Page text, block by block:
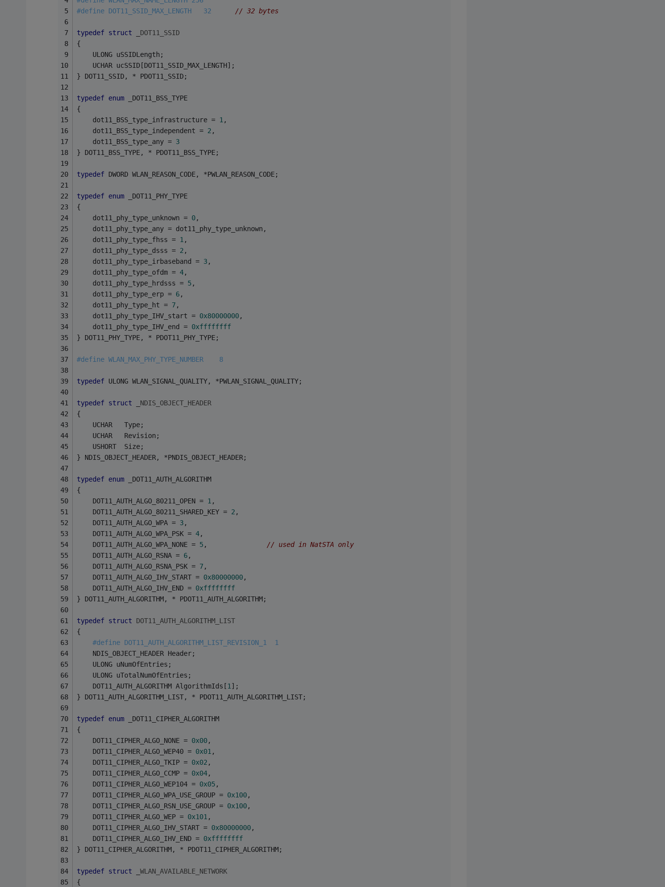
#define DOT11_SSID_MAX_LENGTH   32 // 32 bytes
typedef struct
DOT11_SSID
{
    ULONG uSSIDLength;
    UCHAR ucSSID[DOT11_SSID_MAX_LENGTH];
} DOT11_SSID, * PDOT11_SSID;
typedef enum _DOT11_BSS_TYPE
{
    dot11_BSS_type_infrastructure =
1 ,
    dot11_BSS_type_independent =
2 ,
    dot11_BSS_type_any =
3
} DOT11_BSS_TYPE, * PDOT11_BSS_TYPE;
typedef DWORD WLAN_REASON_CODE, *PWLAN_REASON_CODE;
typedef enum _DOT11_PHY_TYPE
{
    dot11_phy_type_unknown =
0,
    dot11_phy_type_any = dot11_phy_type_unknown,
    dot11_phy_type_fhss =
1 ,
    dot11_phy_type_dsss =
2 ,
    dot11_phy_type_irbaseband =
3,
    dot11_phy_type_ofdm =
4,
    dot11_phy_type_hrdsss =
5,
    dot11_phy_type_erp =
6,
    dot11_phy_type_ht =
7,
    dot11_phy_type_IHV_start =
0x80000000,
    dot11_phy_type_IHV_end =
0xffffffff
} DOT11_PHY_TYPE, * PDOT11_PHY_TYPE;
#define WLAN_MAX_PHY_TYPE_NUMBER    8
typedef ULONG WLAN_SIGNAL_QUALITY, *PWLAN_SIGNAL_QUALITY;
typedef struct
NDIS_OBJECT_HEADER
{
    UCHAR   Type;
    UCHAR   Revision;
    USHORT  Size;
} NDIS_OBJECT_HEADER, *PNDIS_OBJECT_HEADER;
typedef enum _DOT11_AUTH_ALGORITHM
{
    DOT11_AUTH_ALGO_80211_OPEN =
1 ,
    DOT11_AUTH_ALGO_80211_SHARED_KEY =
2 ,
    DOT11_AUTH_ALGO_WPA =
3,
    DOT11_AUTH_ALGO_WPA_PSK =
4,
    DOT11_AUTH_ALGO_WPA_NONE =
5, // used in NatSTA only
    DOT11_AUTH_ALGO_RSNA =
6,
    DOT11_AUTH_ALGO_RSNA_PSK =
7,
    DOT11_AUTH_ALGO_IHV_START =
0x80000000,
    DOT11_AUTH_ALGO_IHV_END =
0xffffffff
} DOT11_AUTH_ALGORITHM, * PDOT11_AUTH_ALGORITHM;
typedef struct
DOT11_AUTH_ALGORITHM_LIST
{
#define DOT11_AUTH_ALGORITHM_LIST_REVISION_1  1
    NDIS_OBJECT_HEADER Header;
    ULONG uNumOfEntries;
    ULONG uTotalNumOfEntries;
    DOT11_AUTH_ALGORITHM AlgorithmIds[
1 ];
} DOT11_AUTH_ALGORITHM_LIST, * PDOT11_AUTH_ALGORITHM_LIST;
typedef enum _DOT11_CIPHER_ALGORITHM
{
    DOT11_CIPHER_ALGO_NONE =
0x00,
    DOT11_CIPHER_ALGO_WEP40 =
0x01 ,
    DOT11_CIPHER_ALGO_TKIP =
0x02 ,
    DOT11_CIPHER_ALGO_CCMP =
0x04,
    DOT11_CIPHER_ALGO_WEP104 =
0x05,
    DOT11_CIPHER_ALGO_WPA_USE_GROUP =
0x100,
    DOT11_CIPHER_ALGO_RSN_USE_GROUP =
0x100,
    DOT11_CIPHER_ALGO_WEP =
0x101 ,
    DOT11_CIPHER_ALGO_IHV_START =
0x80000000,
    DOT11_CIPHER_ALGO_IHV_END =
0xffffffff
} DOT11_CIPHER_ALGORITHM, * PDOT11_CIPHER_ALGORITHM;
typedef struct
WLAN_AVAILABLE_NETWORK
{